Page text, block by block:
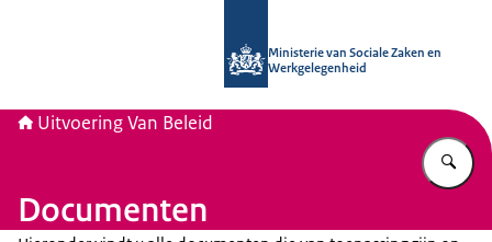
Ministerie van Sociale Zaken en
Werkgelegenheid
Uitvoering Van Beleid
Documenten